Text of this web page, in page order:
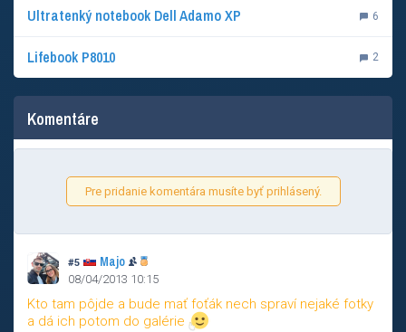
Ultratenký notebook Dell Adamo XP 6
Lifebook P8010 2
Komentáre
Pre pridanie komentára musíte byť prihlásený.
#5 Majo
08/04/2013 10:15
Kto tam pôjde a bude mať foťák nech spraví nejaké fotky
a dá ich potom do galérie